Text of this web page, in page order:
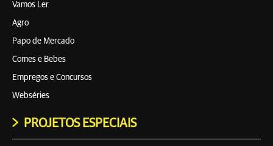
Vamos Ler
Agro
Papo de Mercado
Comes e Bebes
Empregos e Concursos
Webséries
PROJETOS ESPECIAIS